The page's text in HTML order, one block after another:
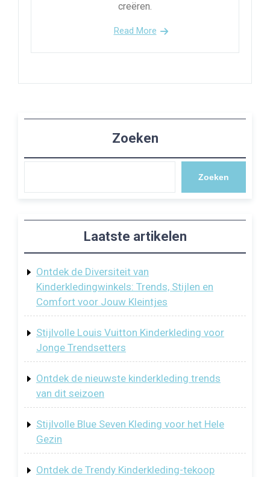
creëren.
Read More
Zoeken
Zoeken
Laatste artikelen
Ontdek de Diversiteit van
Kinderkledingwinkels: Trends, Stijlen en
Comfort voor Jouw Kleintjes
Stijlvolle Louis Vuitton Kinderkleding voor
Jonge Trendsetters
Ontdek de nieuwste kinderkleding trends
van dit seizoen
Stijlvolle Blue Seven Kleding voor het Hele
Gezin
Ontdek de Trendy Kinderkleding-tekoop